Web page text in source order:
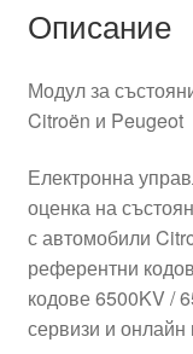
Описание
Модул за
Citroën и Peugeot
Електронна
оценка на
с автомобили
референтни
кодове 6500KV /
сервизи и онлайн